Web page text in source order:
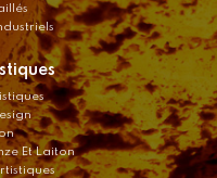
Et Laiton